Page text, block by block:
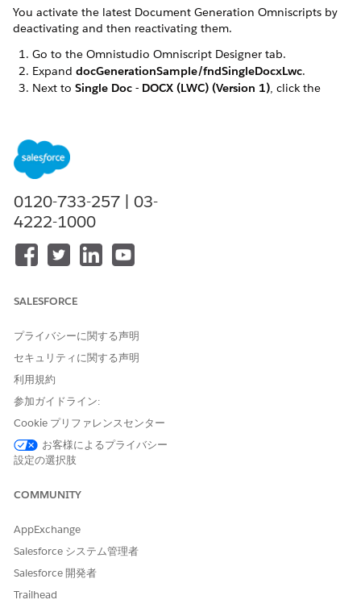
You activate the latest Document Generation Omniscripts by
deactivating and then reactivating them.
Go to the Omnistudio Omniscript Designer tab.
Expand docGenerationSample/fndSingleDocxLwc.
Next to Single Doc - DOCX (LWC) (Version 1), click the
warning message appears, click
Repeat these steps for the
docGenerationSample/fndSingleDocxServersideLwc,
docGenerationSample/fndMultiPDFConvertLwc
Omniscripts.
0120-733-257 | 03-
4222-1000
SALESFORCE
プライバシーに関する声明
セキュリティに関する声明
利用規約
参加ガイドライン:
Cookie プリファレンスセンター
お客様によるプライバシー
設定の選択肢
COMMUNITY
AppExchange
Salesforce システム管理者
Salesforce 開発者
Trailhead